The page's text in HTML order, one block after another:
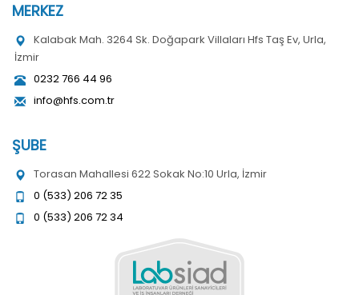
MERKEZ
Kalabak Mah. 3264 Sk. Doğapark Villaları Hfs Taş Ev, Urla,
İzmir
0232 766 44 96
info@hfs.com.tr
ŞUBE
Torasan Mahallesi 622 Sokak No:10 Urla, İzmir
0 (533) 206 72 35
0 (533) 206 72 34